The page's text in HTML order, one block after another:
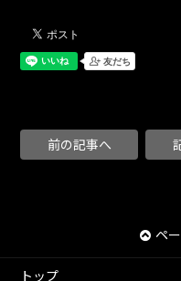
前の記事へ
ペ
トップ